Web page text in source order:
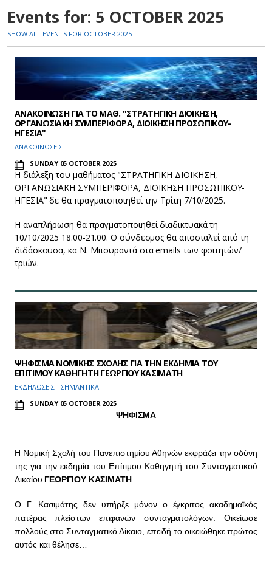
Events for: 5 OCTOBER 2025
SHOW ALL EVENTS FOR OCTOBER 2025
ΑΝΑΚΟΙΝΩΣΗ ΓΙΑ ΤΟ ΜΑΘ. "ΣΤΡΑΤΗΓΙΚΗ ΔΙΟΙΚΗΣΗ,
ΟΡΓΑΝΩΣΙΑΚΗ ΣΥΜΠΕΡΙΦΟΡΑ, ΔΙΟΙΚΗΣΗ ΠΡΟΣΩΠΙΚΟΥ-
ΗΓΕΣΙΑ"
ΑΝΑΚΟΙΝΩΣΕΙΣ
SUNDAY 05 OCTOBER 2025
H διάλεξη του μαθήματος "ΣΤΡΑΤΗΓΙΚΗ ΔΙΟΙΚΗΣΗ,
ΟΡΓΑΝΩΣΙΑΚΗ ΣΥΜΠΕΡΙΦΟΡΑ, ΔΙΟΙΚΗΣΗ ΠΡΟΣΩΠΙΚΟΥ-
ΗΓΕΣΙΑ" δε θα πραγματοποιηθεί την Τρίτη 7/10/2025.
Η αναπλήρωση θα πραγματοποιηθεί διαδικτυακά τη
10/10/2025 18.00-21.00. Ο σύνδεσμος θα αποσταλεί από τη
διδάσκουσα, κα Ν. Μπουραντά στα emails των φοιτητών/
τριών.
ΨΗΦΙΣΜΑ ΝΟΜΙΚΗΣ ΣΧΟΛΗΣ ΓΙΑ ΤΗΝ ΕΚΔΗΜΙΑ ΤΟΥ
ΕΠΙΤΙΜΟΥ ΚΑΘΗΓΗΤΗ ΓΕΩΡΓΙΟΥ ΚΑΣΙΜΑΤΗ
ΕΚΔΗΛΩΣΕΙΣ - ΣΗΜΑΝΤΙΚΑ
SUNDAY 05 OCTOBER 2025
ΨΗΦΙΣΜΑ
H Νομική Σχολή του Πανεπιστημίου Αθηνών εκφράζει την οδύνη
της για την εκδημία του Επίτιμου Καθηγητή του Συνταγματικού
Δικαίου ΓΕΩΡΓΙΟΥ ΚΑΣΙΜΑΤΗ
Ο Γ. Κασιμάτης δεν υπήρξε μόνον ο έγκριτος ακαδημαϊκός
πατέρας πλείστων επιφανών συνταγματολόγων. Οικείωσε
πολλούς στο Συνταγματικό Δίκαιο, επειδή το οικειώθηκε πρώτος
αυτός και θέλησε…